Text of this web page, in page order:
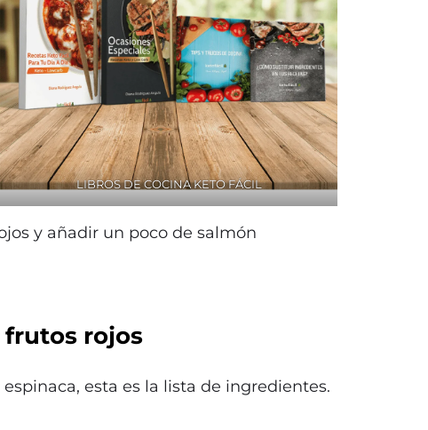
LIBROS DE COCINA KETO FÁCIL
y añadir un poco de salmón
frutos rojos
espinaca, esta es la lista de ingredientes.